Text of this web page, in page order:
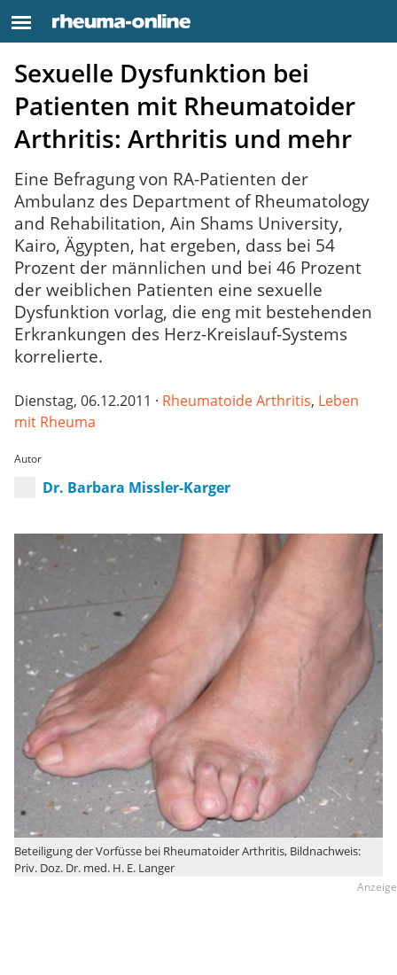
Sexuelle Dysfunktion bei
Patienten mit Rheumatoider
Arthritis: Arthritis und mehr
Eine Befragung von RA-Patienten der
Ambulanz des Department of Rheumatology
and Rehabilitation, Ain Shams University,
Kairo, Ägypten, hat ergeben, dass bei 54
Prozent der männlichen und bei 46 Prozent
der weiblichen Patienten eine sexuelle
Dysfunktion vorlag, die eng mit bestehenden
Erkrankungen des Herz-Kreislauf-Systems
korrelierte.
Dienstag, 06.12.2011 · Rheumatoide Arthritis, Leben
mit Rheuma
Autor
Dr. Barbara Missler-Karger
Beteiligung der Vorfüsse bei Rheumatoider Arthritis, Bildnachweis:
Priv. Doz. Dr. med. H. E. Langer